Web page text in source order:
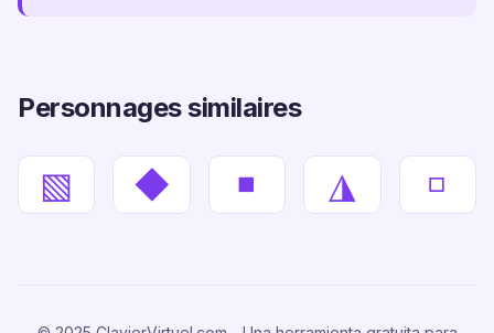
Personnages similaires
▧ ◆ ◾ ◮ ◽